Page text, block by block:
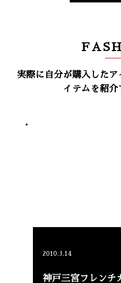
実際に自分が購入した
イテムを紹介
2010.3.14
神戸三宮フレンチ